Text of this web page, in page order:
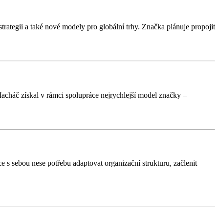
a také nové modely pro globální trhy. Značka plánuje propojit
získal v rámci spolupráce nejrychlejší model značky –
sebou nese potřebu adaptovat organizační strukturu, začlenit